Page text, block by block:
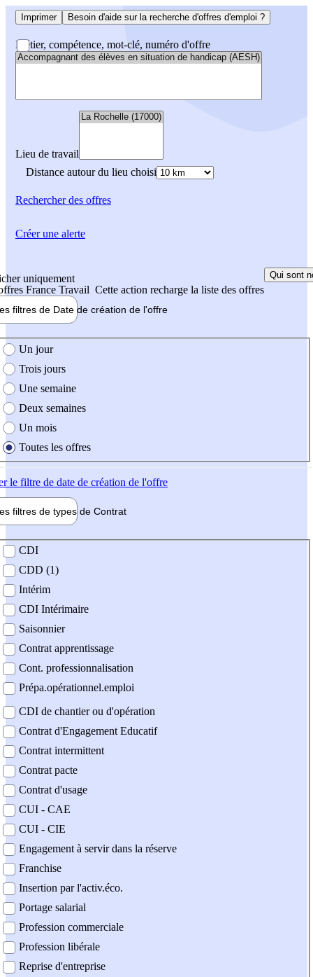
Imprimer Besoin d'aide sur la recherche d'offres d'emploi ?
Métier, compétence, mot-clé, numéro d'offre
Lieu de travail
Distance autour du lieu choisi
Rechercherdes offres
uniquement
France Travail Cette action recharge la liste des offres
Qui sont
filtres de Date de création de l'offre
création de l'offre
Un jour
Trois jours
Une semaine
Deux semaines
Un mois
Toutes les offres
le filtre de date de création de l'offre
filtres de types de Contrat
contrat
CDI
CDD (1)
Intérim
CDI Intérimaire
Saisonnier
Contrat apprentissage
Cont. professionnalisation
Prépa.opérationnel.emploi
CDI de chantier ou d'opération
Contrat d'Engagement Educatif
Contrat intermittent
Contrat pacte
Contrat d'usage
CUI - CAE
CUI - CIE
Engagement à servir dans la réserve
Franchise
Insertion par l'activ.éco.
Portage salarial
Profession commerciale
Profession libérale
Reprise d'entreprise
Créer une alerte